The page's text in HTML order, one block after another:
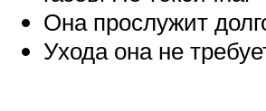
Она прослужит
Ухода она не